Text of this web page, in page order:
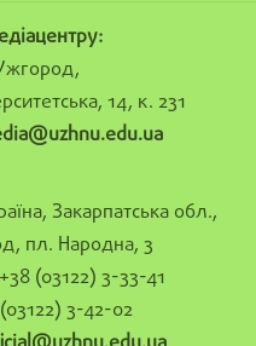
14, к. 231
Закарпатська обл.,
пл. Народна, 3
(03122) 3-33-41
3-42-02